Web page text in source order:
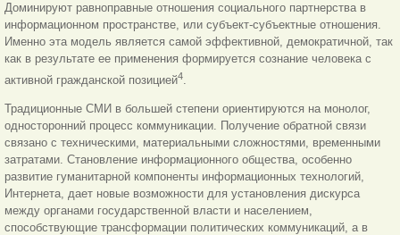
Доминируют равноправные отношения социального партнерства в
информационном пространстве, или субъект-субъектные отношения.
Именно эта модель является самой эффективной, демократичной, так
как в результате ее применения формируется сознание человека с
активной гражданской позицией4
Традиционные СМИ в большей степени ориентируются на монолог,
односторонний процесс коммуникации. Получение обратной связи
связано с техническими, материальными сложностями, временными
затратами. Становление информационного общества, особенно
развитие гуманитарной компоненты информационных технологий,
Интернета, дает новые возможности для установления дискурса
между органами государственной власти и населением,
способствующие трансформации политических коммуникаций, а в